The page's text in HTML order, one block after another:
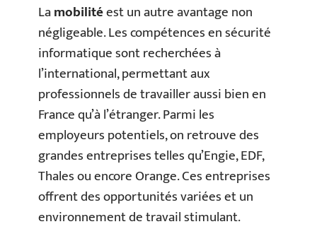
Lamobilitéest un autre avantage non
négligeable. Les compétences en sécurité
informatique sont recherchées à
l’international, permettant aux
professionnels de travailler aussi bien en
France qu’à l’étranger. Parmi les
employeurs potentiels, on retrouve des
grandes entreprises telles qu’Engie, EDF,
Thales ou encore Orange. Ces entreprises
offrent des opportunités variées et un
environnement de travail stimulant.